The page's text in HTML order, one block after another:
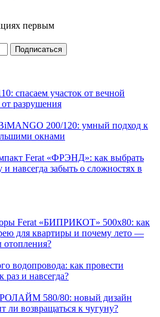
первым
спасаем участок от вечной
разрушения
200/120: умный подход к
окнами
Ferat «ФРЭНД»: как выбрать
навсегда забыть о сложностях в
Ferat «БИПРИКОТ» 500x80: как
для квартиры и почему лето —
отопления?
водопровода: как провести
раз и навсегда?
580/80: новый дизайн
ли возвращаться к чугуну?